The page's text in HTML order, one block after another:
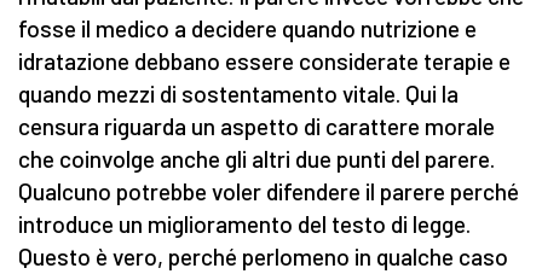
fosse il medico a decidere quando nutrizione e
idratazione debbano essere considerate terapie e
quando mezzi di sostentamento vitale. Qui la
censura riguarda un aspetto di carattere morale
che coinvolge anche gli altri due punti del parere.
Qualcuno potrebbe voler difendere il parere perché
introduce un miglioramento del testo di legge.
Questo è vero, perché perlomeno in qualche caso